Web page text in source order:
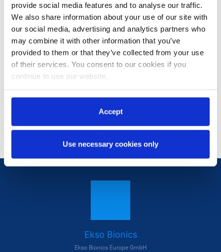
provide social media features and to analyse our traffic.
We also share information about your use of our site with
our social media, advertising and analytics partners who
may combine it with other information that you’ve
provided to them or that they’ve collected from your use
of their services. You consent to our cookies if you
continue to use our website.
Accept
Use necessary cookies only
Ekso Bionics
Ekso Bionics Europe GmbH